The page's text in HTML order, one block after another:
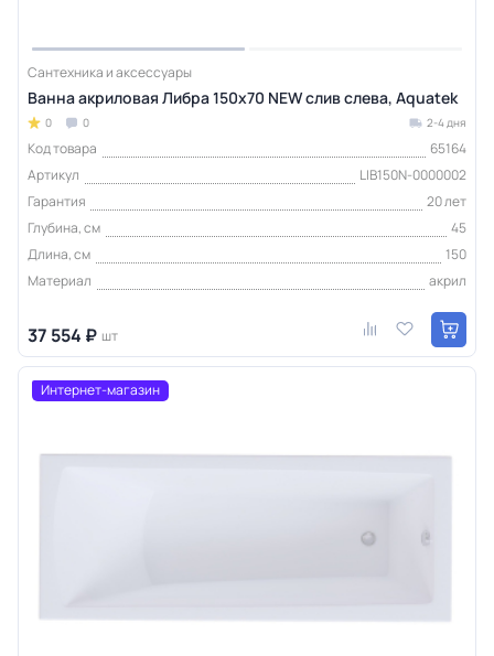
Сантехника и аксессуары
Ванна акриловая Либра 150х70 NEW слив слева, Aquatek
0 0 2-4 дня
Код товара
65164
Артикул
LIB150N-0000002
Гарантия
20 лет
Глубина, см
45
Длина, см
150
Материал
акрил
37 554 ₽ шт
Интернет-магазин